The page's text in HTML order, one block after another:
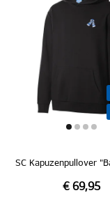
€ 69,95